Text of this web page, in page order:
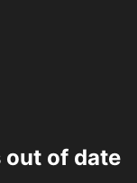
out of date